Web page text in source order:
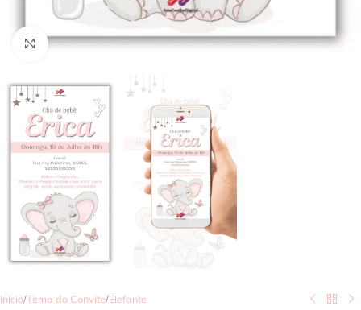
Clique para ampliar
Início/Tema do Convite/Elefante